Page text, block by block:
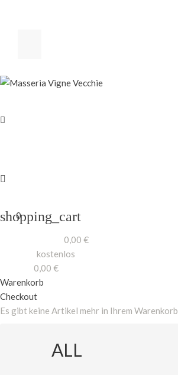
shopping_cart
0
0,00 €
kostenlos
0,00 €
Warenkorb
Checkout
Es gibt keine Artikel mehr in Ihrem Warenkorb
ALL